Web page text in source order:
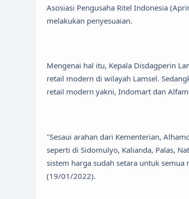
Asosiasi Pengusaha Ritel Indonesia
melakukan penyesuaian.
Mengenai hal itu, Kepala Disdagperin
retail modern di wilayah Lamsel.
retail modern yakni, Indomart dan
"Sesaui arahan dari Kementerian,
seperti di Sidomulyo, Kalianda, Palas,
sistem harga sudah setara untuk
(19/01/2022).